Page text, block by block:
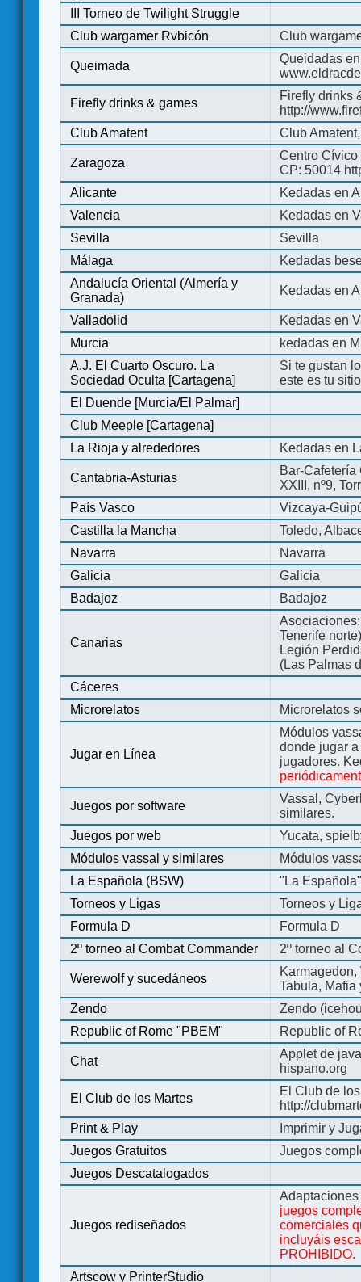
III Torneo de Twilight Struggle
Club wargamer Rvbicón
Club
Queimada
Queidadas
Firefly drinks & games
Firefly drinks
http://
Club Amatent
Club
Zaragoza
Centro Cívico
CP: 50014
Alicante
Kedadas en
Valencia
Kedadas en
Sevilla
Sevilla
Málaga
Kedadas
Andalucía Oriental (Almería y
Granada)
Kedadas en
Valladolid
Kedadas en
Murcia
kedadas en
A.J. El Cuarto Oscuro. La
Sociedad Oculta [Cartagena]
Si te gustan
este es tu
El Duende [Murcia/El Palmar]
Club Meeple [Cartagena]
La Rioja y alrededores
Kedadas en
Cantabria-Asturias
Bar-
XXIII, nº9,
País Vasco
Vizcaya-
Castilla la Mancha
Toledo,
Navarra
Navarra
Galicia
Galicia
Badajoz
Badajoz
Canarias
Tenerife
Legión
(Las Palmas
Cáceres
Microrelatos
Microrelatos
Jugar en Línea
Módulos
donde jugar
jugadores.
Juegos por software
Vassal,
similares.
Juegos por web
Yucata,
Módulos vassal y similares
Módulos
La Española (BSW)
"La
Torneos y Ligas
Torneos y
Formula D
Formula D
2º torneo al Combat Commander
2º torneo al
Werewolf y sucedáneos
Tabula, Mafia
Zendo
Zendo
Republic of Rome "PBEM"
Republic of
Chat
Applet de
hispano.org
El Club de los Martes
El Club de
http://
Print & Play
Imprimir y
Juegos Gratuitos
Juegos
Juegos Descatalogados
Juegos rediseñados
juegos
comerciales
incluyáis
PROHIBIDO.
Artscow y PrinterStudio